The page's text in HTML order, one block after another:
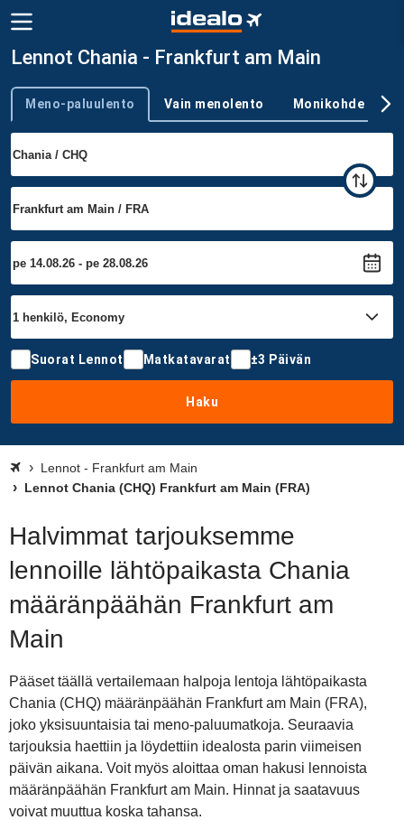
Lennot Chania - Frankfurt am Main
Trip type
Meno-paluulento Vain menolento Monikohde
Suorat Lennot Matkatavarat ±3 Päivän
Haku
Lennot - Frankfurt am Main
Lennot Chania (CHQ) Frankfurt am Main (FRA)
Halvimmat tarjouksemme
lennoille lähtöpaikasta Chania
määränpäähän Frankfurt am
Main
Pääset täällä vertailemaan halpoja lentoja lähtöpaikasta
Chania (CHQ) määränpäähän Frankfurt am Main (FRA),
joko yksisuuntaisia tai meno-paluumatkoja. Seuraavia
tarjouksia haettiin ja löydettiin idealosta parin viimeisen
päivän aikana. Voit myös aloittaa oman hakusi lennoista
määränpäähän Frankfurt am Main. Hinnat ja saatavuus
voivat muuttua koska tahansa.